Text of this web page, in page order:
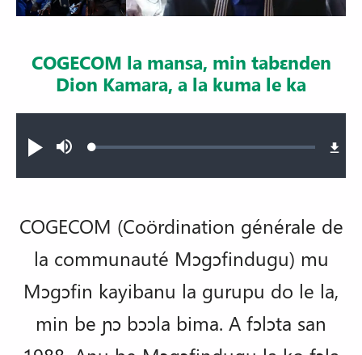
N
a
ma
n
a
lasaga
SourdineLoaded:
COGECOM la mansa, min tabɛnden
Dion Kamara, a la kuma le ka
COGECOM (Coördination générale de
la communauté Mɔgɔfindugu) mu
Mɔgɔfin kayibanu la gurupu do le la,
min be ɲɔ bɔɔla bima. A fɔlɔta san